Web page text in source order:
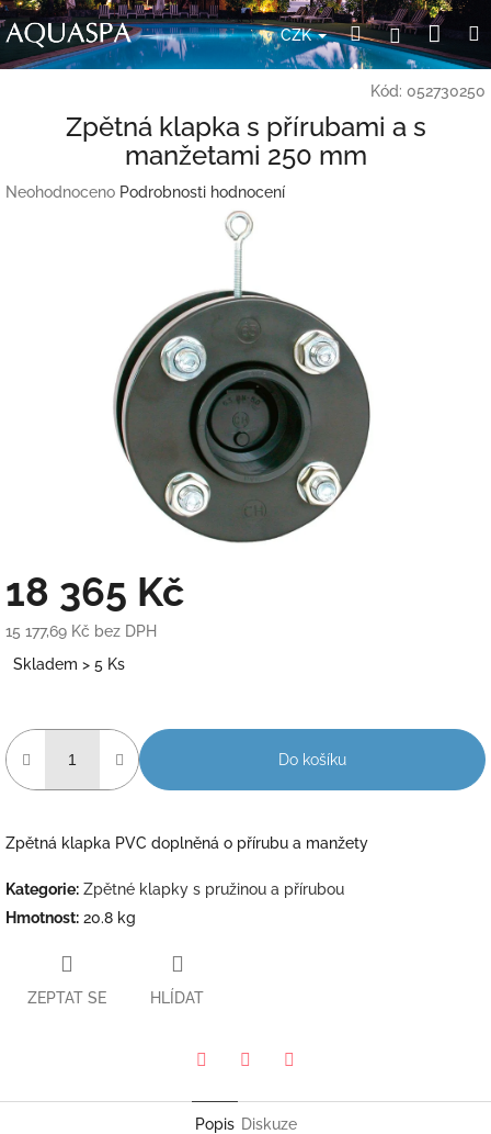
Přejít
na
obsah
CZK HledatPřihlášení
Kód: 052730250
Zpětná klapka s přírubami a s
manžetami 250 mm
Průměrné
Neohodnoceno Podrobnosti hodnocení
18 365 Kč
15 177,69 Kč bez DPH
cena:
Skladem > 5 Ks
Do košíku
Zpětná klapka PVC doplněná o přírubu a manžety
Kategorie: Zpětné klapky s pružinou a přírubou
Hmotnost: 20.8 kg
ZEPTAT SE HLÍDAT
Popis Diskuze